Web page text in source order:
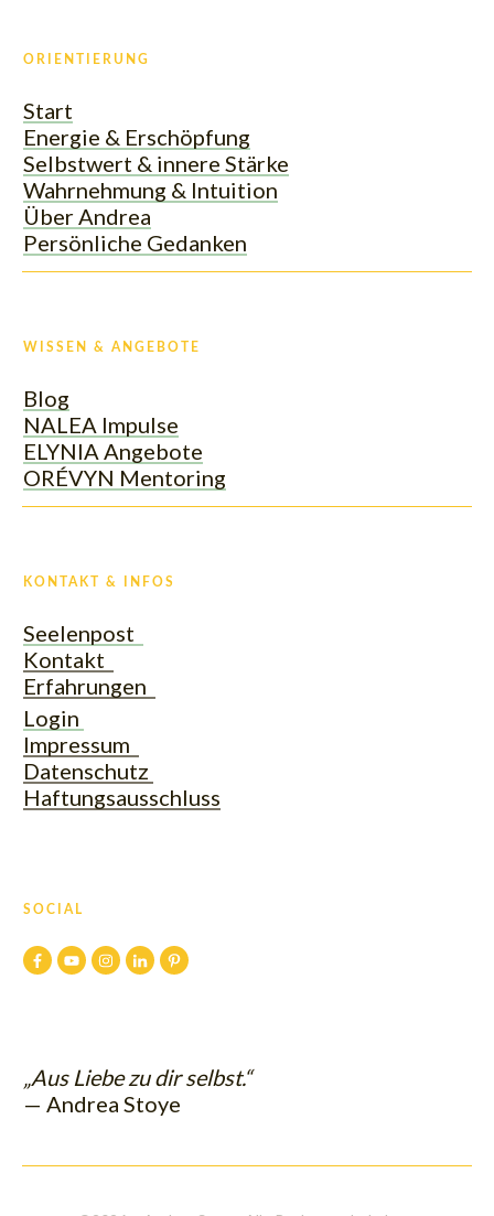
ORIENTIERUNG
Start
Energie & Erschöpfung
Selbstwert & innere Stärke
Wahrnehmung & Intuition
Über Andrea
Persönliche Gedanken
WISSEN & ANGEBOTE
Blog
NALEA Impulse
ELYNIA Angebote
ORÉVYN Mentoring
KONTAKT & INFOS
Seelenpost
Kontakt
Erfahrungen
Login
Impressum
Datenschutz
Haftungsausschluss
SOCIAL
„Aus Liebe zu dir selbst.“
— Andrea Stoye